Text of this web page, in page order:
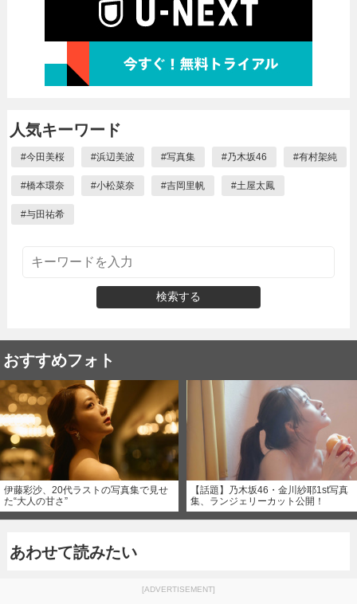
人気キーワード
#今田美桜 #浜辺美波 #写真集 #乃木坂46 #有村架純
#橋本環奈 #小松菜奈 #吉岡里帆 #土屋太鳳
#与田祐希
検索する
おすすめフォト
伊藤彩沙、20代ラストの写真集で見せ
た“大人の甘さ”
【話題】乃木坂46・金川紗耶1st写真
集、ランジェリーカット公開！
あわせて読みたい
[ADVERTISEMENT]